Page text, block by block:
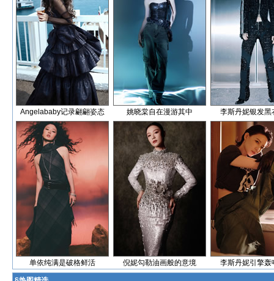
Angelababy记录翩翩姿态 姚晓棠自在漫游其中 李斯丹妮银发黑
单依纯满是破格鲜活 倪妮勾勒油画般的意境 李斯丹妮引擎轰